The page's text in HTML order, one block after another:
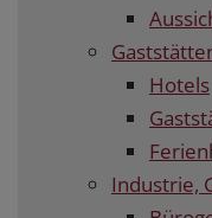
Hotels
Industrie,